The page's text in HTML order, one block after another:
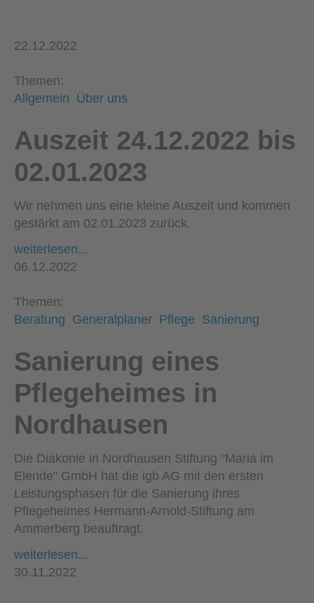
22.12.2022
Themen:
Allgemein Über uns
Auszeit 24.12.2022 bis
02.01.2023
Wir nehmen uns eine kleine Auszeit und kommen
gestärkt am 02.01.2023 zurück.
weiterlesen...
06.12.2022
Themen:
Beratung Generalplaner Pflege Sanierung
Sanierung eines
Pflegeheimes in
Nordhausen
Die Diakonie in Nordhausen Stiftung "Maria im
Elende" GmbH hat die igb AG mit den ersten
Leistungsphasen für die Sanierung ihres
Pflegeheimes Hermann-Arnold-Stiftung am
Ammerberg beauftragt.
weiterlesen...
30.11.2022